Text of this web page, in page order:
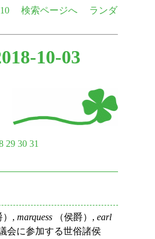
検索ページへ
ランダ
10-03
29 30 31
）, marquess （侯爵）, earl
会に参加する世俗諸侯